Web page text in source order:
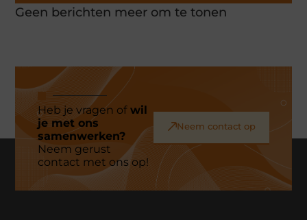
Geen berichten meer om te tonen
Heb je vragen ofwil
je met ons
samenwerken?
Neem gerust
contact met ons op!
Neem contact op